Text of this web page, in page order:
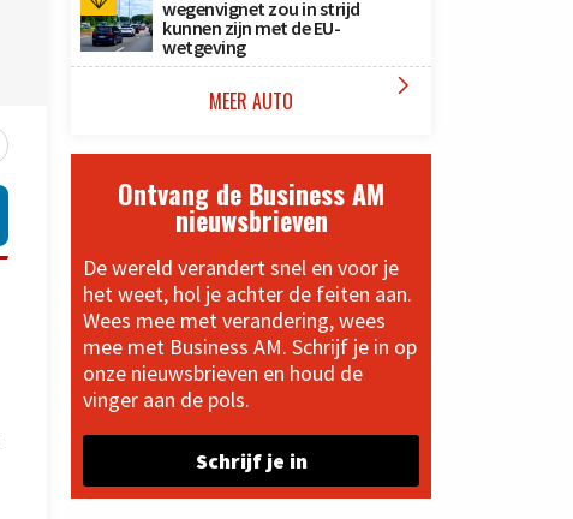
wegenvignet zou in strijd
kunnen zijn met de EU-
wetgeving
MEER AUTO 
Ontvang de Business AM
nieuwsbrieven
De wereld verandert snel en voor je
het weet, hol je achter de feiten aan.
Wees mee met verandering, wees
mee met Business AM. Schrijf je in op
onze nieuwsbrieven en houd de
vinger aan de pols.
Schrijf je in